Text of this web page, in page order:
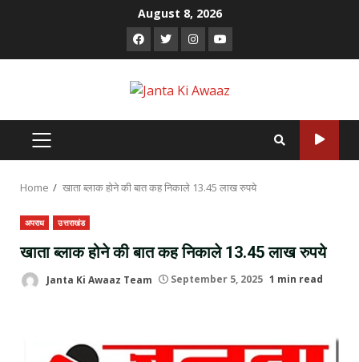
August 8, 2026
Facebook
TwitterInstagram
Youtube
PRIMARY
MENU
Home खाता ब्लाक होने की बात कह निकाले 13.45 लाख रुपये
अपराध उत्तराखंड
खाता ब्लाक होने की बात कह निकाले 13.45 लाख रुपये
Janta Ki Awaaz Team September 5, 2025 1 min read